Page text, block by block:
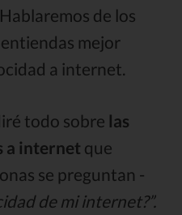
de los
mejor
a internet.
todo sobre las
a internet que
se preguntan -
de mi internet?”.